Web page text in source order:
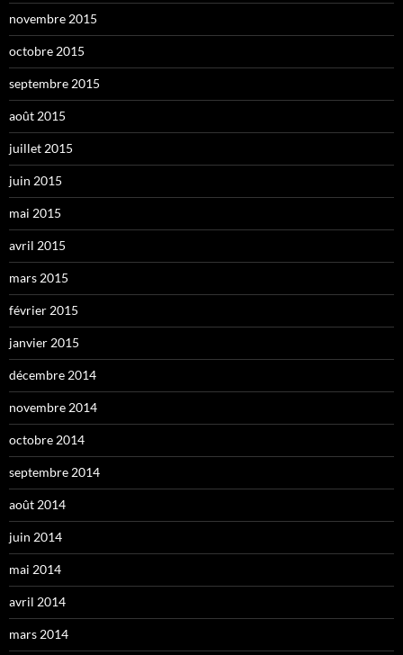
novembre 2015
octobre 2015
septembre 2015
août 2015
juillet 2015
juin 2015
mai 2015
avril 2015
mars 2015
février 2015
janvier 2015
décembre 2014
novembre 2014
octobre 2014
septembre 2014
août 2014
juin 2014
mai 2014
avril 2014
mars 2014